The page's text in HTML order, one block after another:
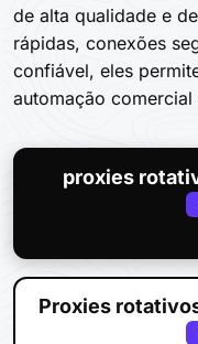
de alta qualidade e
rápidas, conexões
confiável, eles
automação comercial
proxies
Proxies